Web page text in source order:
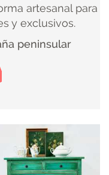
artesanal para
y exclusivos.
peninsular